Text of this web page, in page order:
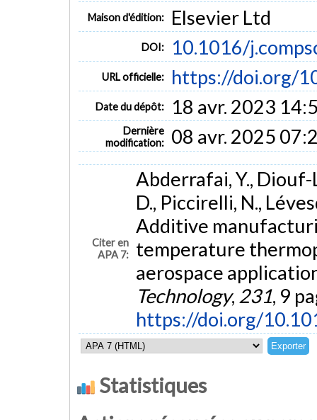
Maison d'édition: Elsevier Ltd
DOI: 10.1016/
URL officielle: https://doi.org/
Date du dépôt: 18 avr. 2023
Dernière
modification:
08 avr. 2025
Citer en
APA 7:
Abderrafai, Y., Diouf-
D., Piccirelli, N.,
Additive
temperature
aerospace
Technology, 231, 9
https://doi.org/
Statistiques